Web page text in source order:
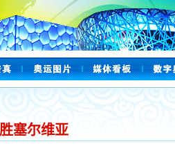
塞尔维亚